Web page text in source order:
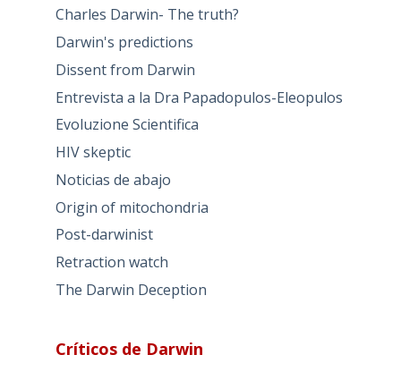
Charles Darwin- The truth?
Darwin's predictions
Dissent from Darwin
Entrevista a la Dra Papadopulos-Eleopulos
Evoluzione Scientifica
HIV skeptic
Noticias de abajo
Origin of mitochondria
Post-darwinist
Retraction watch
The Darwin Deception
Críticos de Darwin